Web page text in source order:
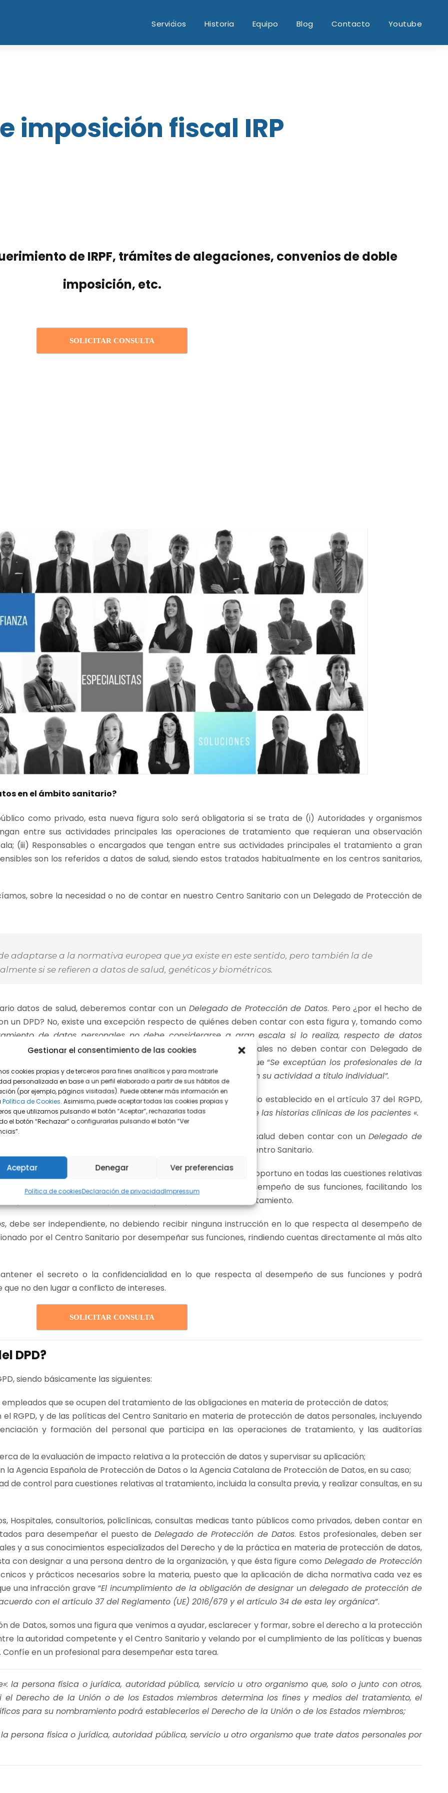
Gestionar el consentimiento de las cookies
cookies propias y de terceros para fines analíticos y para mostrarle
personalizada en base a un perfil elaborado a partir de sus hábitos de
(por ejemplo, páginas visitadas). Puede obtener más información en
Política de Cookies. Asimismo, puede aceptar todas las cookies propias y
que utilizamos pulsando el botón “Aceptar”, rechazarlas todas
el botón “Rechazar” o configurarlas pulsando el botón “Ver
Aceptar Denegar Ver preferencias
Política de cookiesDeclaración de privacidadImpressum
Servicios Historia Equipo Blog Contacto Youtube
imposición fiscal IRP
de IRPF, trámites de alegaciones, convenios de doble
imposición, etc.
SOLICITAR CONSULTA
en el ámbito sanitario?
como privado, esta nueva figura solo será obligatoria si se trata de (i) Autoridades y organismos
entre sus actividades principales las operaciones de tratamiento que requieran una observación
(iii) Responsables o encargados que tengan entre sus actividades principales el tratamiento a gran
son los referidos a datos de salud, siendo estos tratados habitualmente en los centros sanitarios,
sobre la necesidad o no de contar en nuestro Centro Sanitario con un Delegado de Protección de
adaptarse a la normativa europea que ya existe en este sentido, pero también la de
si se refieren a datos de salud, genéticos y biométricos.
datos de salud, deberemos contar con un Delegado de Protección de Datos. Pero ¿por el hecho de
DPD? No, existe una excepción respecto de quiénes deben contar con esta figura y, tomando como
de datos personales no debe considerarse a gran escala si lo realiza, respecto de datos
de la salud…”,los consultorios médicos unipersonales no deben contar con Delegado de
por el artículo 34.1 l) de la LOPDGDD, que establece que “Se exceptúan los profesionales de la
de las historias clínicas de los pacientes, ejerzan su actividad a título individual”.
contar con un DPD, la actual LOPDGDD, confirma el criterio establecido en el artículo 37 del RGPD,
centros sanitarios legalmente obligados al mantenimiento de las historias clínicas de los pacientes «.
que no actúen a título individual y que traten datos de salud deben contar con unDelegado de
debe tener este profesional dentro de la organización del Centro Sanitario.
de Datos
participe de forma adecuada y en tiempo oportuno en todas las cuestiones relativas
respaldar al Delegado de Protección de Datos en el desempeño de sus funciones, facilitando los
y el acceso a los datos personales y a las operaciones de tratamiento.
, debe ser independiente, no debiendo recibir ninguna instrucción en lo que respecta al desempeño de
por el Centro Sanitario por desempeñar sus funciones, rindiendo cuentas directamente al más alto
el secreto o la confidencialidad en lo que respecta al desempeño de sus funciones y podrá
no den lugar a conflicto de intereses.
SOLICITAR CONSULTA
DPD?
siendo básicamente las siguientes:
que se ocupen del tratamiento de las obligaciones en materia de protección de datos;
RGPD, y de las políticas del Centro Sanitario en materia de protección de datos personales, incluyendo
y formación del personal que participa en las operaciones de tratamiento, y las auditorías
de la evaluación de impacto relativa a la protección de datos y supervisar su aplicación;
Agencia Española de Protección de Datos o la Agencia Catalana de Protección de Datos, en su caso;
de control para cuestiones relativas al tratamiento, incluida la consulta previa, y realizar consultas, en su
Hospitales, consultorios, policlínicas, consultas medicas tanto públicos como privados, deben contar en
para desempeñar el puesto deDelegado de Protección de Datos. Estos profesionales, deben ser
y a sus conocimientos especializados del Derecho y de la práctica en materia de protección de datos,
con designar a una persona dentro de la organización, y que ésta figure como Delegado de Protección
y prácticos necesarios sobre la materia, puesto que la aplicación de dicha normativa cada vez es
una infracción grave “El incumplimiento de la obligación de designar un delegado de protección de
con el artículo 37 del Reglamento (UE) 2016/679 y el artículo 34 de esta ley orgánica”.
de Datos, somos una figura que venimos a ayudar, esclarecer y formar, sobre el derecho a la protección
la autoridad competente y el Centro Sanitario y velando por el cumplimiento de las políticas y buenas
en un profesional para desempeñar esta tarea.
la persona física o jurídica, autoridad pública, servicio u otro organismo que, solo o junto con otros,
Derecho de la Unión o de los Estados miembros determina los fines y medios del tratamiento, el
para su nombramiento podrá establecerlos el Derecho de la Unión o de los Estados miembros;
persona física o jurídica, autoridad pública, servicio u otro organismo que trate datos personales por